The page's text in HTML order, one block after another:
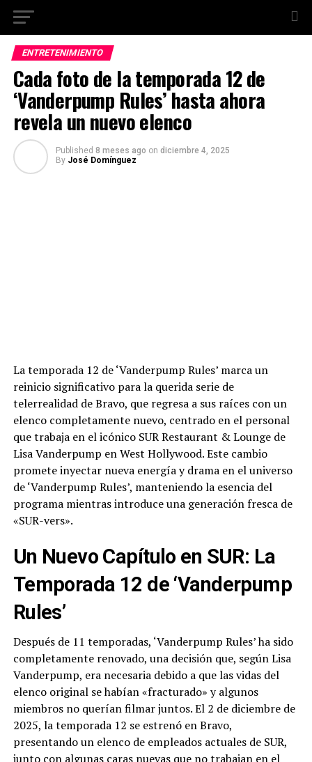
ENTRETENIMIENTO
Cada foto de la temporada 12 de
‘Vanderpump Rules’ hasta ahora
revela un nuevo elenco
Published 8 meses ago on diciembre 4, 2025
By José Domínguez
La temporada 12 de ‘Vanderpump Rules’ marca un
reinicio significativo para la querida serie de
telerrealidad de Bravo, que regresa a sus raíces con un
elenco completamente nuevo, centrado en el personal
que trabaja en el icónico SUR Restaurant & Lounge de
Lisa Vanderpump en West Hollywood. Este cambio
promete inyectar nueva energía y drama en el universo
de ‘Vanderpump Rules’, manteniendo la esencia del
programa mientras introduce una generación fresca de
«SUR-vers».
Un Nuevo Capítulo en SUR: La
Temporada 12 de ‘Vanderpump
Rules’
Después de 11 temporadas, ‘Vanderpump Rules’ ha sido
completamente renovado, una decisión que, según Lisa
Vanderpump, era necesaria debido a que las vidas del
elenco original se habían «fracturado» y algunos
miembros no querían filmar juntos. El 2 de diciembre de
2025, la temporada 12 se estrenó en Bravo,
presentando un elenco de empleados actuales de SUR,
junto con algunas caras nuevas que no trabajan en el